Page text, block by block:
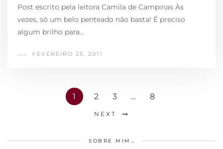
Post escrito pela leitora Camila de Campinas Às
vezes, só um belo penteado não basta! É preciso
algum brilho para…
FEVEREIRO 25, 2011
1 2 3 … 8
NEXT
SOBRE MIM…